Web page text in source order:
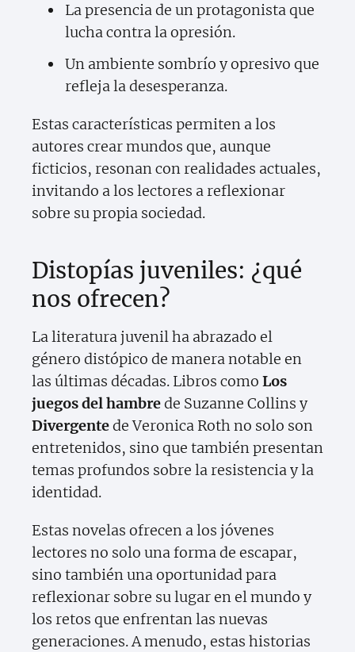
La presencia de un protagonista que
lucha contra la opresión.
Un ambiente sombrío y opresivo que
refleja la desesperanza.
Estas características permiten a los
autores crear mundos que, aunque
ficticios, resonan con realidades actuales,
invitando a los lectores a reflexionar
sobre su propia sociedad.
Distopías juveniles: ¿qué
nos ofrecen?
La literatura juvenil ha abrazado el
género distópico de manera notable en
las últimas décadas. Libros como Los
juegos del hambrede Suzanne Collins y
Divergentede Veronica Roth no solo son
entretenidos, sino que también presentan
temas profundos sobre la resistencia y la
identidad.
Estas novelas ofrecen a los jóvenes
lectores no solo una forma de escapar,
sino también una oportunidad para
reflexionar sobre su lugar en el mundo y
los retos que enfrentan las nuevas
generaciones. A menudo, estas historias